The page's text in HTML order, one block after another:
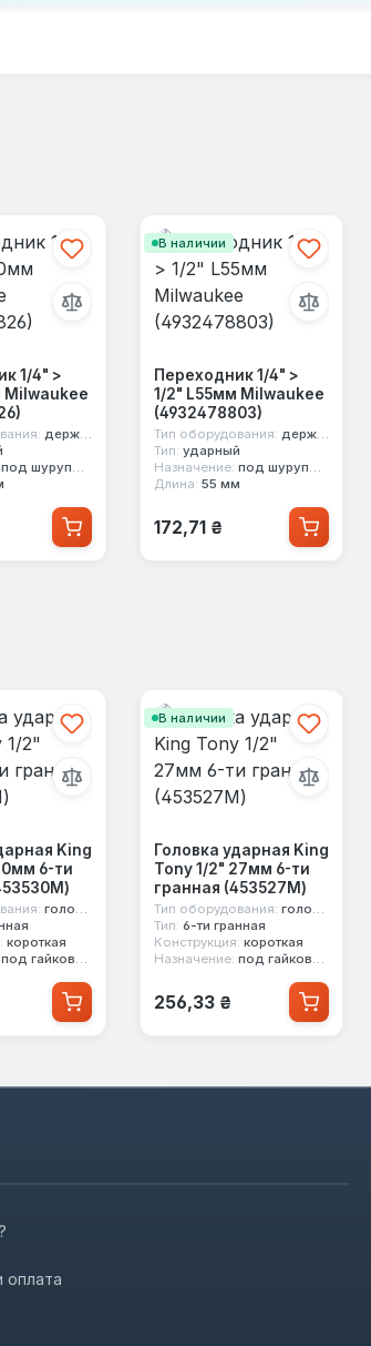
1/4" >
Milwaukee
держатель насадок
под шуруповерт
В наличии
Переходник 1/4" >
1/2" L55мм Milwaukee
(4932478803)
Тип оборудования: держатель насадок
Тип: ударный
Назначение: под шуруповерт
Длина: 55 мм
Обычная цена:
172,71 ₴
King
6-ти
головка ударная
короткая
под гайковерт
В наличии
Головка ударная King
Tony 1/2" 27мм 6-ти
гранная (453527M)
Тип оборудования: головка ударная
Тип: 6-ти гранная
Конструкция: короткая
Назначение: под гайковерт
Обычная цена:
256,33 ₴
оплата